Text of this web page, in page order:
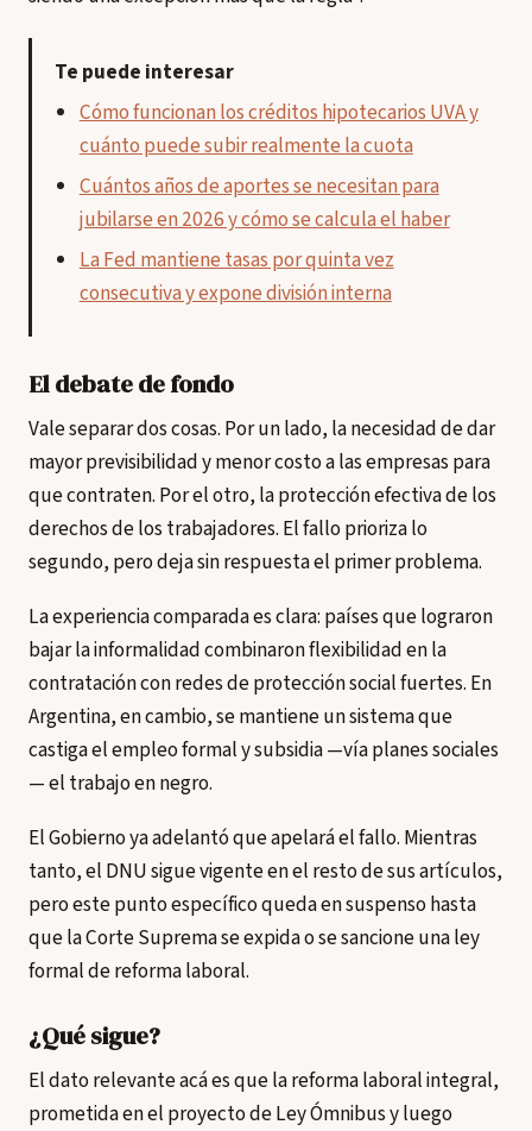
Te puede interesar
Cómo funcionan los créditos hipotecarios UVA y
cuánto puede subir realmente la cuota
Cuántos años de aportes se necesitan para
jubilarse en 2026 y cómo se calcula el haber
La Fed mantiene tasas por quinta vez
consecutiva y expone división interna
El debate de fondo
Vale separar dos cosas. Por un lado, la necesidad de dar
mayor previsibilidad y menor costo a las empresas para
que contraten. Por el otro, la protección efectiva de los
derechos de los trabajadores. El fallo prioriza lo
segundo, pero deja sin respuesta el primer problema.
La experiencia comparada es clara: países que lograron
bajar la informalidad combinaron flexibilidad en la
contratación con redes de protección social fuertes. En
Argentina, en cambio, se mantiene un sistema que
castiga el empleo formal y subsidia —vía planes sociales
— el trabajo en negro.
El Gobierno ya adelantó que apelará el fallo. Mientras
tanto, el DNU sigue vigente en el resto de sus artículos,
pero este punto específico queda en suspenso hasta
que la Corte Suprema se expida o se sancione una ley
formal de reforma laboral.
¿Qué sigue?
El dato relevante acá es que la reforma laboral integral,
prometida en el proyecto de Ley Ómnibus y luego